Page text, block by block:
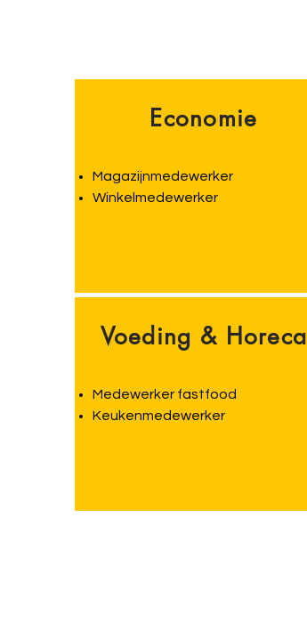
Economie
Magazijnmedewerker
Winkelmedewerker
Voeding & Horeca
Medewerker fastfood
Keukenmedewerker